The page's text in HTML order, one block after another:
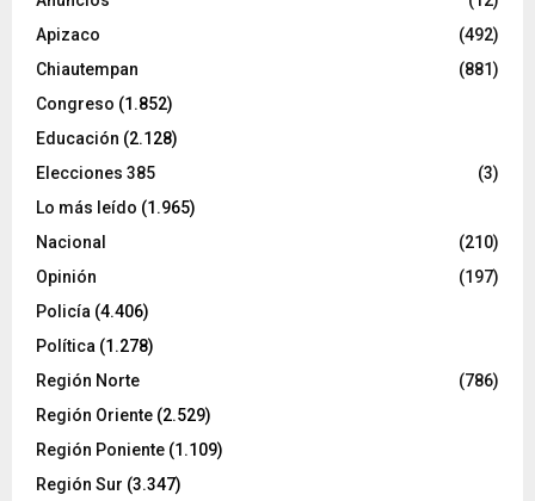
Apizaco
(492)
Chiautempan
(881)
Congreso (1.852)
Educación (2.128)
Elecciones 385
(3)
Lo más leído (1.965)
Nacional
(210)
Opinión
(197)
Policía (4.406)
Política (1.278)
Región Norte
(786)
Región Oriente (2.529)
Región Poniente (1.109)
Región Sur (3.347)